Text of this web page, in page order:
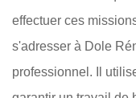
effectuer ces
s'adresser à Dole
professionnel. Il